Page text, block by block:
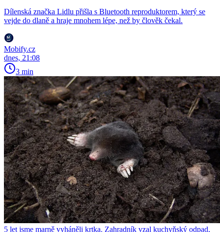
Dílenská značka Lidlu přišla s Bluetooth reproduktorem, který se
vejde do dlaně a hraje mnohem lépe, než by člověk čekal.
Mobify.cz
dnes, 21:08
3 min
5 let jsme marně vyháněli krtka. Zahradník vzal kuchyňský odpad,